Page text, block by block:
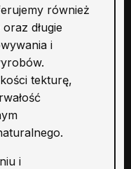
również
długie
i
tekturę,
i